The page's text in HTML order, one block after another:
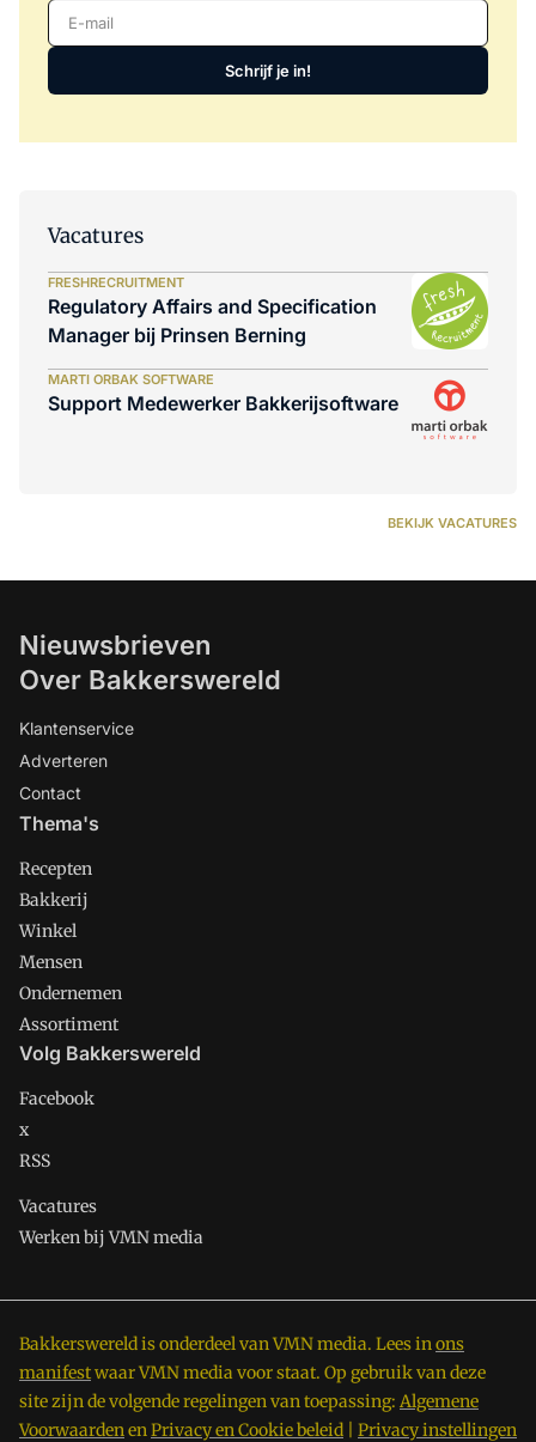
E-mail
Schrijf je in!
Vacatures
FRESHRECRUITMENT
Regulatory Affairs and Specification
Manager bij Prinsen Berning
MARTI ORBAK SOFTWARE
Support Medewerker Bakkerijsoftware
BEKIJK VACATURES
Nieuwsbrieven
Over Bakkerswereld
Klantenservice
Adverteren
Contact
Thema's
Recepten
Bakkerij
Winkel
Mensen
Ondernemen
Assortiment
Volg Bakkerswereld
Facebook
x
RSS
Vacatures
Werken bij VMN media
Bakkerswereld is onderdeel van VMN media. Lees inons
manifestwaar VMN media voor staat. Op gebruik van deze
site zijn de volgende regelingen van toepassing: Algemene
VoorwaardenenPrivacy en Cookie beleid Privacy instellingen